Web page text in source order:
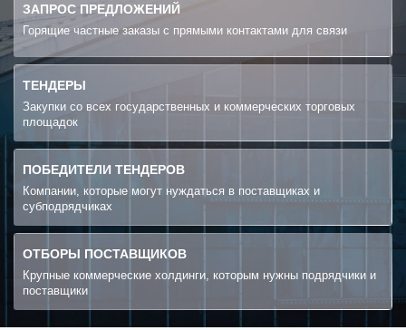
ЗАПРОС ПРЕДЛОЖЕНИЙ
Горящие частные заказы с прямыми контактами для связи
ТЕНДЕРЫ
Закупки со всех государственных и коммерческих торговых
площадок
ПОБЕДИТЕЛИ ТЕНДЕРОВ
Компании, которые могут нуждаться в поставщиках и
субподрядчиках
ОТБОРЫ ПОСТАВЩИКОВ
Крупные коммерческие холдинги, которым нужны подрядчики и
поставщики